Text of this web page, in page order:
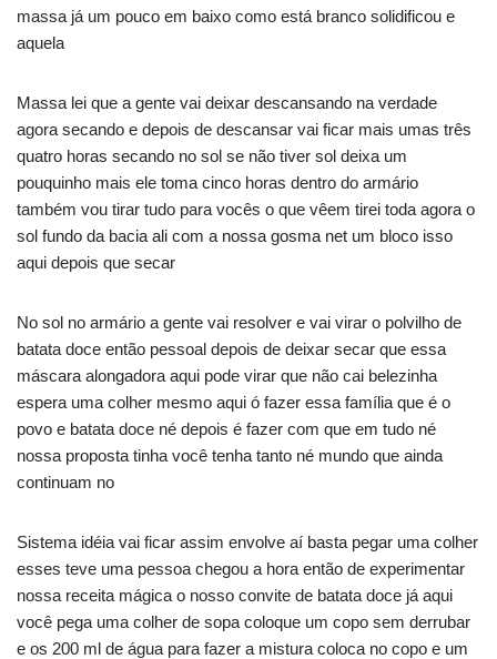
massa já um pouco em baixo como está branco solidificou e
aquela
Massa lei que a gente vai deixar descansando na verdade
agora secando e depois de descansar vai ficar mais umas três
quatro horas secando no sol se não tiver sol deixa um
pouquinho mais ele toma cinco horas dentro do armário
também vou tirar tudo para vocês o que vêem tirei toda agora o
sol fundo da bacia ali com a nossa gosma net um bloco isso
aqui depois que secar
No sol no armário a gente vai resolver e vai virar o polvilho de
batata doce então pessoal depois de deixar secar que essa
máscara alongadora aqui pode virar que não cai belezinha
espera uma colher mesmo aqui ó fazer essa família que é o
povo e batata doce né depois é fazer com que em tudo né
nossa proposta tinha você tenha tanto né mundo que ainda
continuam no
Sistema idéia vai ficar assim envolve aí basta pegar uma colher
esses teve uma pessoa chegou a hora então de experimentar
nossa receita mágica o nosso convite de batata doce já aqui
você pega uma colher de sopa coloque um copo sem derrubar
e os 200 ml de água para fazer a mistura coloca no copo e um